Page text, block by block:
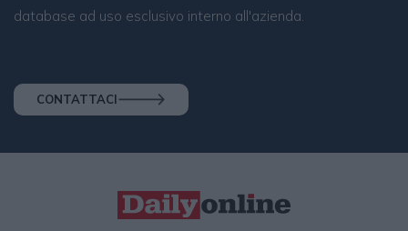
database ad uso esclusivo interno all'azienda.
CONTATTACI